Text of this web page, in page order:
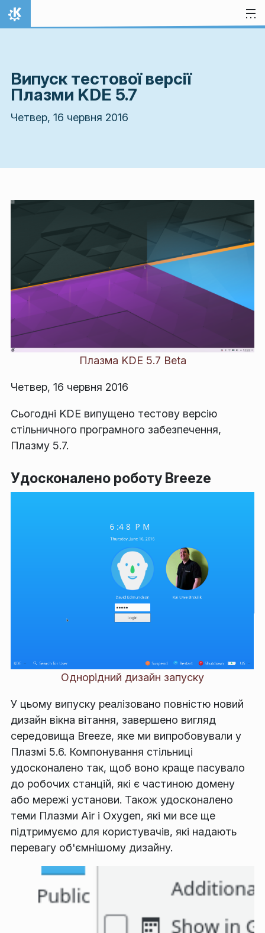
Перейти до вмісту
Домівка
Випуск тестової версії
Плазми KDE 5.7
Четвер, 16 червня 2016
Плазма KDE 5.7 Beta
Четвер, 16 червня 2016
Сьогодні KDE випущено тестову версію
стільничного програмного забезпечення,
Плазму 5.7.
Удосконалено роботу Breeze
Однорідний дизайн запуску
У цьому випуску реалізовано повністю новий
дизайн вікна вітання, завершено вигляд
середовища Breeze, яке ми випробовували у
Плазмі 5.6. Компонування стільниці
удосконалено так, щоб воно краще пасувало
до робочих станцій, які є частиною домену
або мережі установи. Також удосконалено
теми Плазми Air і Oxygen, які ми все ще
підтримуємо для користувачів, які надають
перевагу об'ємнішому дизайну.